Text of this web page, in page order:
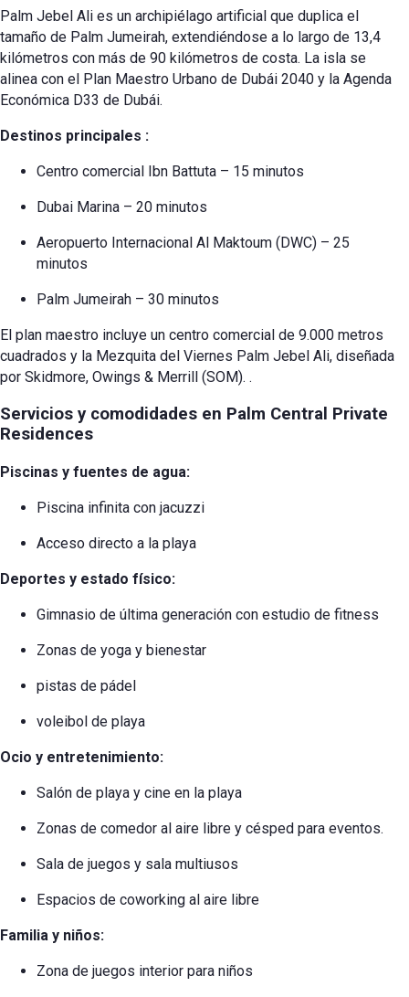
Palm Jebel Ali es un archipiélago artificial que duplica el
tamaño de Palm Jumeirah, extendiéndose a lo largo de 13,4
kilómetros con más de 90 kilómetros de costa. La isla se
alinea con el Plan Maestro Urbano de Dubái 2040 y la Agenda
Económica D33 de Dubái.
Destinos principales :
Centro comercial Ibn Battuta – 15 minutos
Dubai Marina – 20 minutos
Aeropuerto Internacional Al Maktoum (DWC) – 25
minutos
Palm Jumeirah – 30 minutos
El plan maestro incluye un centro comercial de 9.000 metros
cuadrados y la Mezquita del Viernes Palm Jebel Ali, diseñada
por Skidmore, Owings & Merrill (SOM). .
Servicios y comodidades en Palm Central Private
Residences
Piscinas y fuentes de agua:
Piscina infinita con jacuzzi
Acceso directo a la playa
Deportes y estado físico:
Gimnasio de última generación con estudio de fitness
Zonas de yoga y bienestar
pistas de pádel
voleibol de playa
Ocio y entretenimiento:
Salón de playa y cine en la playa
Zonas de comedor al aire libre y césped para eventos.
Sala de juegos y sala multiusos
Espacios de coworking al aire libre
Familia y niños:
Zona de juegos interior para niños